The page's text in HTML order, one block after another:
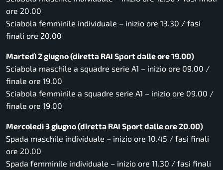
ore 20.00
Sciabola femminile individuale – inizio ore 13.30 / fasi
finali ore 20.00
Martedì 2 giugno (diretta RAI Sport dalle ore 19.00)
Sciabola maschile a squadre serie A1 – inizio ore 09.00 /
finale ore 19.00
Sciabola femminile a squadre serie A1 – inizio ore 09.00 /
finale ore 19.00
Mercoledì 3 giugno (diretta RAI Sport dalle ore 20.00)
Spada maschile individuale – inizio ore 10.45 / fasi finali
ore 20.00
Spada femminile individuale – inizio ore 11.30 / fasi finali